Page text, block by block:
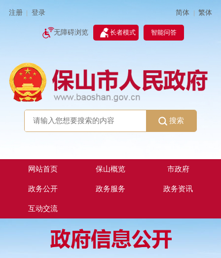
注册 登录 简体 | 繁体
无障碍浏览 长者模式 智能问答
搜索
网站首页 保山概览 市政府
政务公开 政务服务 政务资讯
互动交流